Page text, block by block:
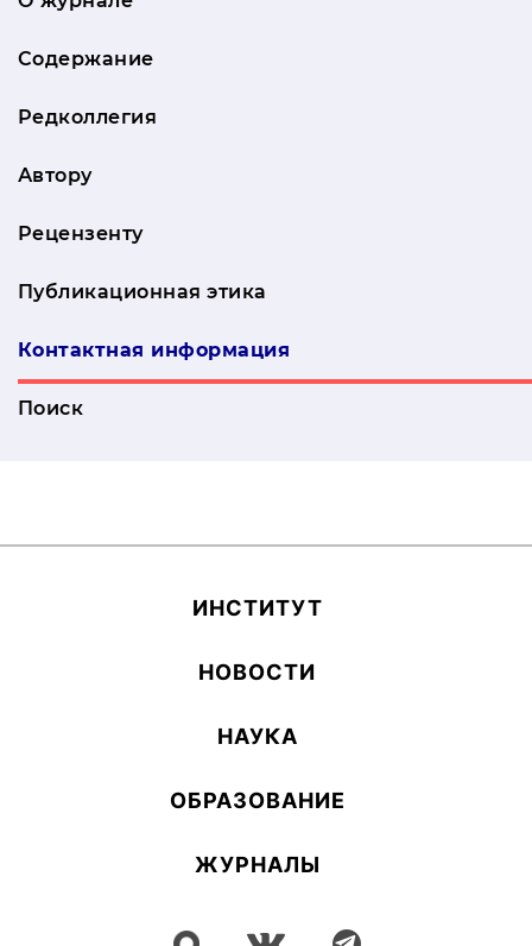
Содержание
Редколлегия
Автору
Рецензенту
Публикационная этика
Контактная информация
Поиск
ИН­СТИ­ТУТ
НОВОСТИ
НАУКА
ОБ­РА­ЗОВА­НИЕ
ЖУРНАЛЫ